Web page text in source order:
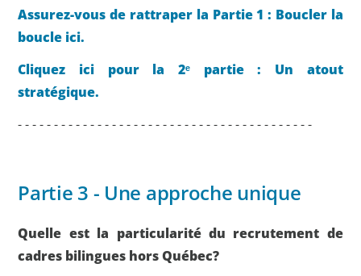
Assurez-vous de rattraper la Partie 1 : Boucler la
boucle ici.
Cliquez ici pour la 2ᵉ partie : Un atout
stratégique.
- - - - - - - - - - - - - - - - - - - - - - - - - - - - - - - - - - - - - - - - -
Partie 3 - Une approche unique
Quelle est la particularité du recrutement de
cadres bilingues hors Québec?